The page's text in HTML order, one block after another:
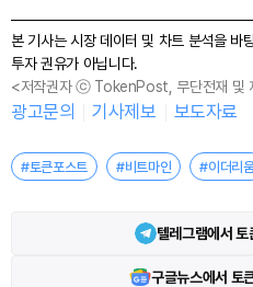
본 기사는 시장 데이터 및 차트 분석을 바
투자 권유가 아닙니다.
<저작권자 ⓒ TokenPost, 무단전재 및
광고문의 기사제보 보도자료
#토큰포스트 #비트마인 #이더리
텔레그램에서 토
구글뉴스에서 토